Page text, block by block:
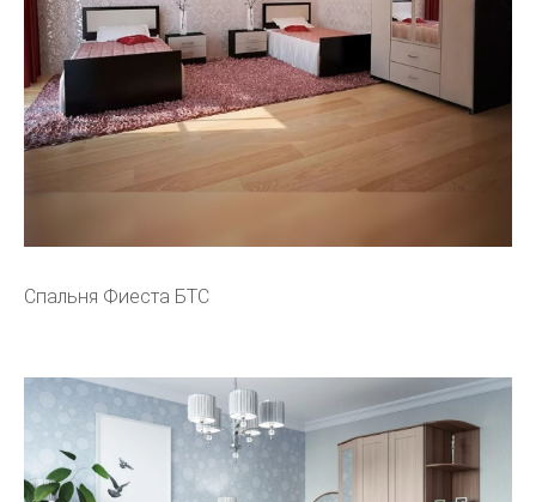
Спальня Фиеста БТС